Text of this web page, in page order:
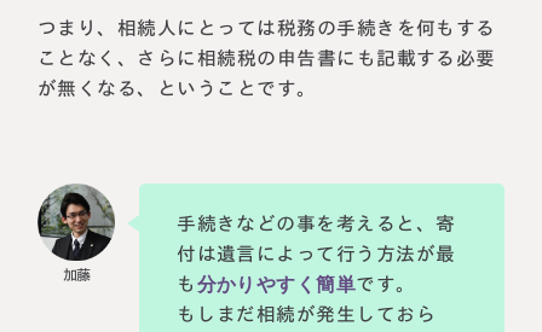
つまり、相続人にとっては税務の手続きを何もする
ことなく、さらに相続税の申告書にも記載する必要
が無くなる、ということです。
手続きなどの事を考えると、寄
付は遺言によって行う方法が最
も 分かりやすく簡単です。
もしまだ相続が発生しておら